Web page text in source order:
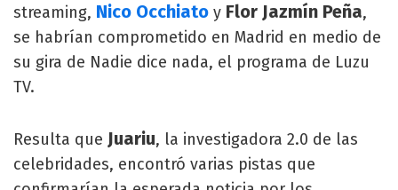
streaming, Nico Occhiato y Flor Jazmín Peña,
se habrían comprometido en Madrid en medio de
su gira de Nadie dice nada, el programa de Luzu
TV.
Resulta que Juariu, la investigadora 2.0 de las
celebridades, encontró varias pistas que